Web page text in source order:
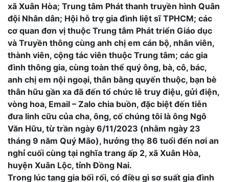
xã Xuân Hòa; Trung tâm Phát thanh truyền hình Quân
đội Nhân dân; Hội hỗ trợ gia đình liệt sĩ TPHCM; các
cơ quan đơn vị thuộc Trung tâm Phát triển Giáo dục
và Truyền thông cùng anh chị em cán bộ, nhân viên,
thành viên, cộng tác viên thuộc Trung tâm; các gia
đình thông gia, cùng toàn thể quý ông, bà, cô, bác,
anh chị em nội ngoại, thân bằng quyến thuộc, bạn bè
thân hữu gần xa đã đến tổ chức lễ truy điệu, gửi điện,
vòng hoa, Email – Zalo chia buồn, đặc biệt đến tiễn
đưa linh cữu của cha, ông, cố chúng tôi là ông Ngô
Văn Hữu, từ trần ngày 6/11/2023 (nhằm ngày 23
tháng 9 năm Quý Mão), hưởng thọ 86 tuổi đến nơi an
nghỉ cuối cùng tại nghĩa trang ấp 2, xã Xuân Hòa,
huyện Xuân Lộc, tỉnh Đồng Nai.
Trong lúc tang gia bối rối, có điều gì sơ suất gia đình